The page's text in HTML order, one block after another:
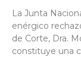
La Junta
enérgico
de Corte, Dra.
constituye una